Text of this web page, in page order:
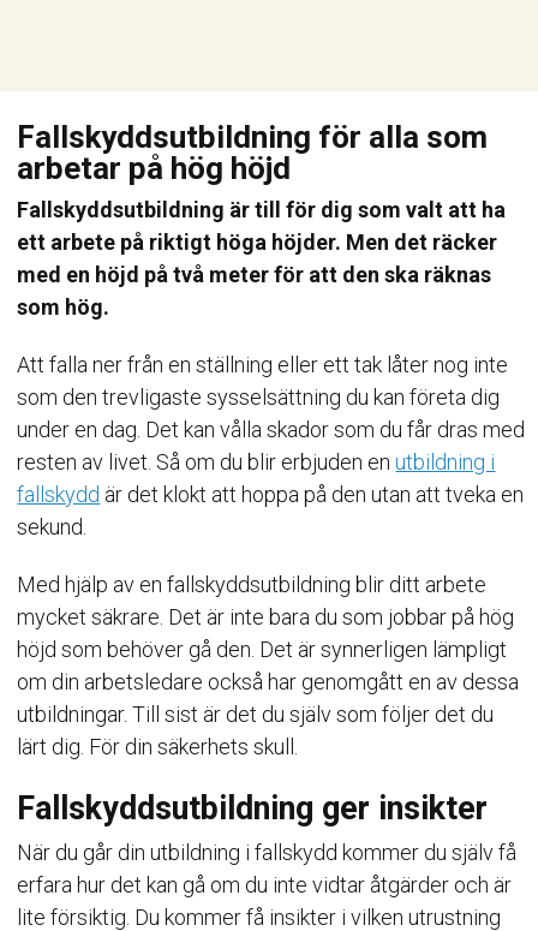
Fallskyddsutbildning för alla som
arbetar på hög höjd
Fallskyddsutbildning är till för dig som valt att ha
ett arbete på riktigt höga höjder. Men det räcker
med en höjd på två meter för att den ska räknas
som hög.
Att falla ner från en ställning eller ett tak låter nog inte
som den trevligaste sysselsättning du kan företa dig
under en dag. Det kan vålla skador som du får dras med
resten av livet. Så om du blir erbjuden enutbildning i
fallskydd är det klokt att hoppa på den utan att tveka en
sekund.
Med hjälp av en fallskyddsutbildning blir ditt arbete
mycket säkrare. Det är inte bara du som jobbar på hög
höjd som behöver gå den. Det är synnerligen lämpligt
om din arbetsledare också har genomgått en av dessa
utbildningar. Till sist är det du själv som följer det du
lärt dig. För din säkerhets skull.
Fallskyddsutbildning ger insikter
När du går din utbildning i fallskydd kommer du själv få
erfara hur det kan gå om du inte vidtar åtgärder och är
lite försiktig. Du kommer få insikter i vilken utrustning